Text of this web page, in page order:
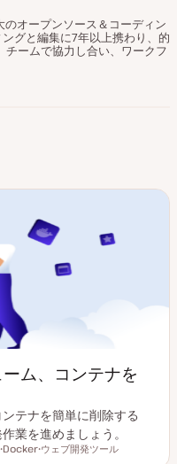
オープンソース＆コーディン
グと編集に7年以上携わり、的
ームで協力し合い、ワークフ
ム、コンテナを
テナを簡単に削除する
業を進めましょう。
Docker ウェブ開発ツール